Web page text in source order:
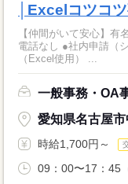
│Excelコツコ
【仲間がいて安心】
電話なし ●社内申請（
（Excel使用） ...
一般事務・OA
愛知県名古屋市
時給1,700円～
09：00〜17：45